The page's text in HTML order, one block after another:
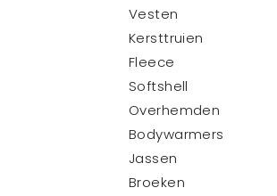
Vesten
Kersttruien
Fleece
Softshell
Overhemden
Bodywarmers
Jassen
Broeken